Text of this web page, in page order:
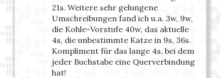
21s. Weitere sehr gelungene
Umschreibungen fand ich u.a. 3w, 9w,
die Kohle-Vorstufe 40w, das aktuelle
4s, die unbestimmte Katze in 9s, 36s.
Kompliment für das lange 4s, bei dem
jeder Buchstabe eine Querverbindung
hat!